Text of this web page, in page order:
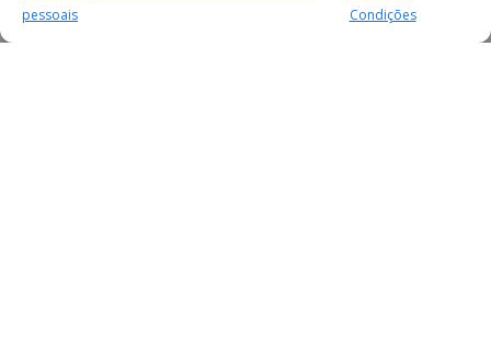
pessoais
Condições